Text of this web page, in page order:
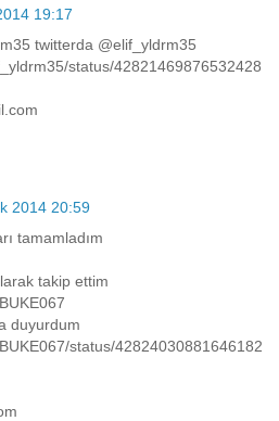
19:17
twitterda @elif_yldrm35
status/42821469876532428
2014 20:59
tamamladım
takip ettim
duyurdum
status/42824030881646182